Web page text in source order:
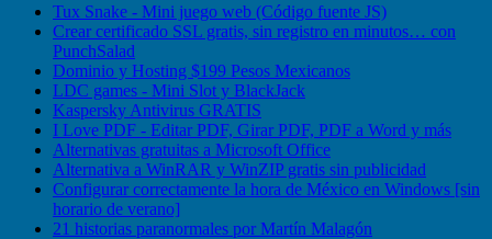
Tux Snake - Mini juego web (Código fuente JS)
Crear certificado SSL gratis, sin registro en minutos… con
PunchSalad
Dominio y Hosting $199 Pesos Mexicanos
LDC games - Mini Slot y BlackJack
Kaspersky Antivirus GRATIS
I Love PDF - Editar PDF, Girar PDF, PDF a Word y más
Alternativas gratuitas a Microsoft Office
Alternativa a WinRAR y WinZIP gratis sin publicidad
Configurar correctamente la hora de México en Windows [sin
horario de verano]
21 historias paranormales por Martín Malagón